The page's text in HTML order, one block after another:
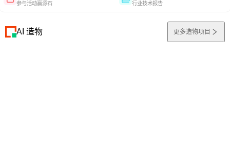
参与活动赢源石 行业技术报告
AI 造物 更多造物项目